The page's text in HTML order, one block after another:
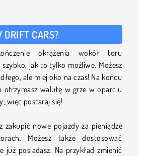
CARS?
okrążenia wokół toru
jak to tylko możliwe. Możesz
ale miej oko na czas! Na końcu
otrzymasz walutę w grze w oparciu
więc postaraj się!
zakupić nowe pojazdy za pieniądze
Możesz także dostosować
już posiadasz. Na przykład zmienić